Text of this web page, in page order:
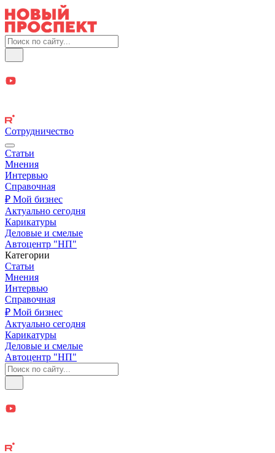
Сотрудничество
Статьи
Мнения
Интервью
Справочная
₽ Мой бизнес
Актуально сегодня
Карикатуры
Деловые и смелые
Автоцентр "НП"
Категории
Статьи
Мнения
Интервью
Справочная
₽ Мой бизнес
Актуально сегодня
Карикатуры
Деловые и смелые
Автоцентр "НП"